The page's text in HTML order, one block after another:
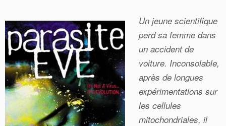
Un jeune scientifique
perd sa femme dans
un accident de
voiture. Inconsolable,
après de longues
expérimentations sur
les cellules
mitochondriales, il